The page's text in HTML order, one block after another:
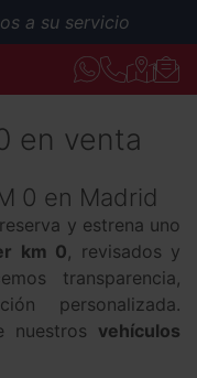
a su servicio
en venta
0 en Madrid
y estrena uno
km 0, revisados y
transparencia,
personalizada.
nuestros vehículos